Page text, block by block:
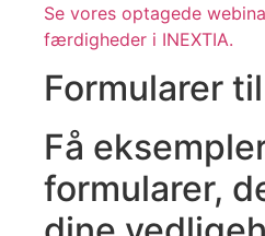
Se vores optagede
færdigheder i INEXTIA.
Formularer
Få
formularer,